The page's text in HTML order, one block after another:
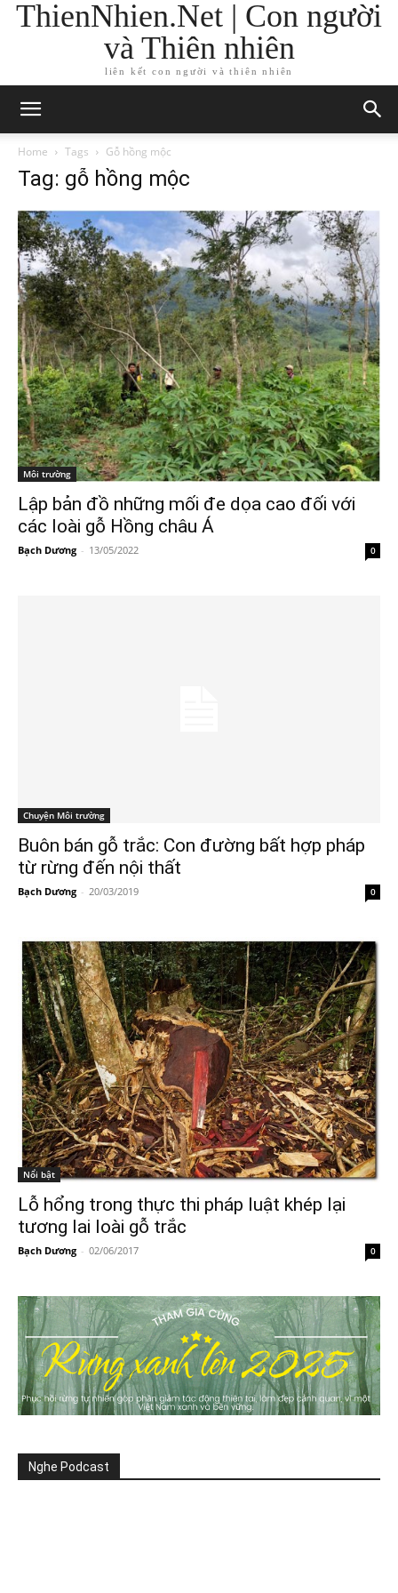
ThienNhien.Net | Con người
và Thiên nhiên
liên kết con người và thiên nhiên
Home Tags Gỗ hồng mộc
Tag: gỗ hồng mộc
Môi trường
Lập bản đồ những mối đe dọa cao đối với
các loài gỗ Hồng châu Á
Bạch Dương - 13/05/2022 0
Chuyện Môi trường
Buôn bán gỗ trắc: Con đường bất hợp pháp
từ rừng đến nội thất
Bạch Dương - 20/03/2019 0
Nổi bật
Lỗ hổng trong thực thi pháp luật khép lại
tương lai loài gỗ trắc
Bạch Dương - 02/06/2017 0
Nghe Podcast